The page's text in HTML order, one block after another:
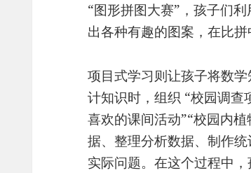
“图形拼图大赛”，孩子们
出各种有趣的图案，在比拼
项目式学习则让孩子将数
计知识时，组织 “校园调查
喜欢的课间活动”“校园内
据、整理分析数据、制作
实际问题。在这个过程中